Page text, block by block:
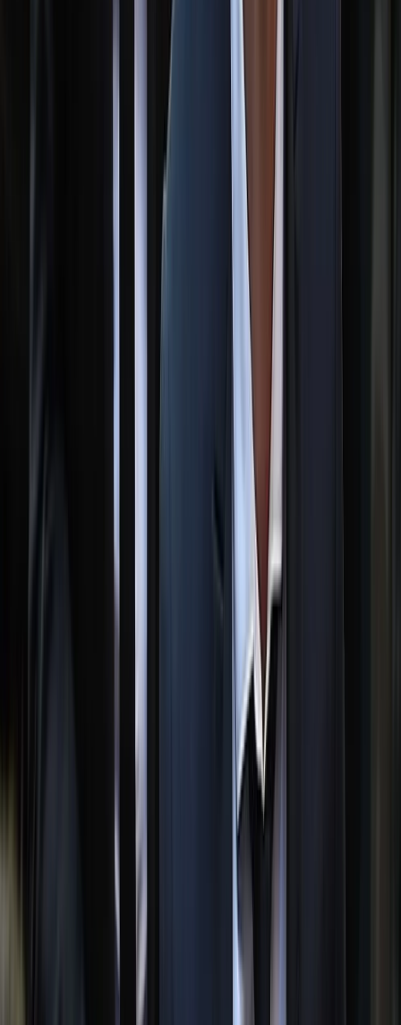
মারা গেলেন মেসির বাবা হোর্হে মেসি
বিকাশে কোটি টাকার সন্দেহজনক
লেনদেন, পিরোজপুরে ২ যুবক